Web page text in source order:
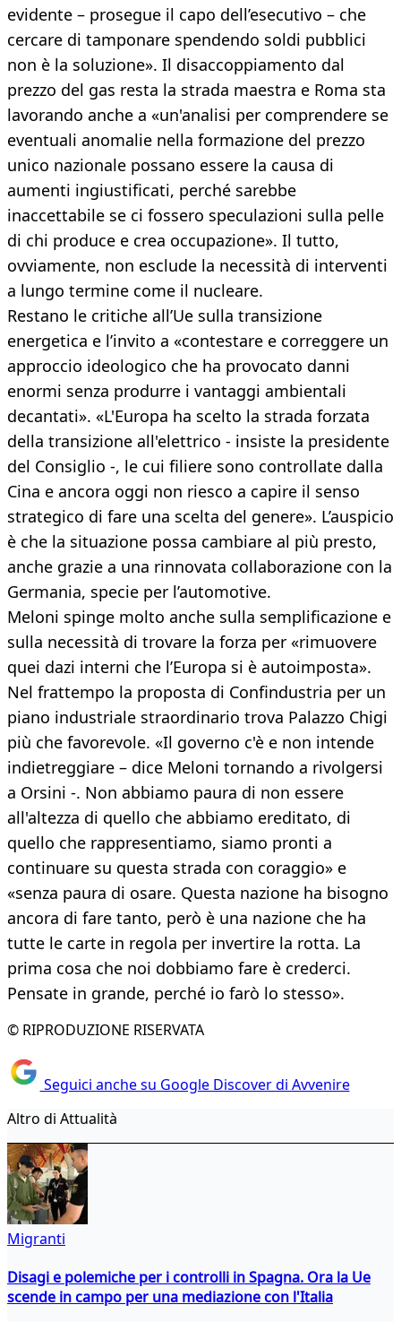
evidente – prosegue il capo dell’esecutivo – che
cercare di tamponare spendendo soldi pubblici
non è la soluzione». Il disaccoppiamento dal
prezzo del gas resta la strada maestra e Roma sta
lavorando anche a «un'analisi per comprendere se
eventuali anomalie nella formazione del prezzo
unico nazionale possano essere la causa di
aumenti ingiustificati, perché sarebbe
inaccettabile se ci fossero speculazioni sulla pelle
di chi produce e crea occupazione». Il tutto,
ovviamente, non esclude la necessità di interventi
a lungo termine come il nucleare.
Restano le critiche all’Ue sulla transizione
energetica e l’invito a «contestare e correggere un
approccio ideologico che ha provocato danni
enormi senza produrre i vantaggi ambientali
decantati». «L'Europa ha scelto la strada forzata
della transizione all'elettrico - insiste la presidente
del Consiglio -, le cui filiere sono controllate dalla
Cina e ancora oggi non riesco a capire il senso
strategico di fare una scelta del genere». L’auspicio
è che la situazione possa cambiare al più presto,
anche grazie a una rinnovata collaborazione con la
Germania, specie per l’automotive.
Meloni spinge molto anche sulla semplificazione e
sulla necessità di trovare la forza per «rimuovere
quei dazi interni che l’Europa si è autoimposta».
Nel frattempo la proposta di Confindustria per un
piano industriale straordinario trova Palazzo Chigi
più che favorevole. «Il governo c'è e non intende
indietreggiare – dice Meloni tornando a rivolgersi
a Orsini -. Non abbiamo paura di non essere
all'altezza di quello che abbiamo ereditato, di
quello che rappresentiamo, siamo pronti a
continuare su questa strada con coraggio» e
«senza paura di osare. Questa nazione ha bisogno
ancora di fare tanto, però è una nazione che ha
tutte le carte in regola per invertire la rotta. La
prima cosa che noi dobbiamo fare è crederci.
Pensate in grande, perché io farò lo stesso».
© RIPRODUZIONE RISERVATA
Seguici anche su Google Discover di Avvenire
Altro di Attualità
Migranti
Disagi e polemiche per i controlli in Spagna. Ora la Ue
scende in campo per una mediazione con l'Italia